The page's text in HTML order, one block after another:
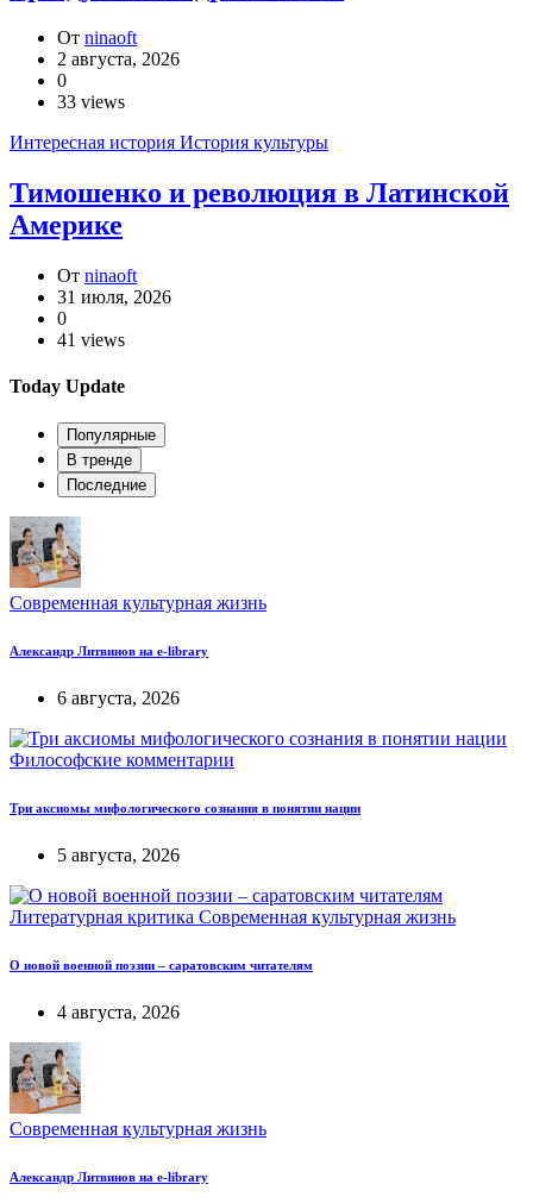
От ninaoft
2 августа, 2026
0
33 views
Интересная история История культуры
Тимошенко и революция в Латинской
Америке
От ninaoft
31 июля, 2026
0
41 views
Today Update
Популярные
В тренде
Последние
Современная культурная жизнь
Александр Литвинов на e-library
6 августа, 2026
Философские комментарии
Три аксиомы мифологического сознания в понятии нации
5 августа, 2026
Литературная критика Современная культурная жизнь
О новой военной поэзии – саратовским читателям
4 августа, 2026
Современная культурная жизнь
Александр Литвинов на e-library